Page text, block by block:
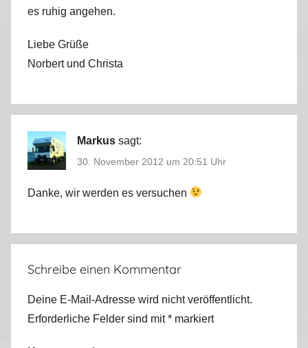
es ruhig angehen.
Liebe Grüße
Norbert und Christa
Markus sagt:
30. November 2012 um 20:51 Uhr
Danke, wir werden es versuchen
Schreibe einen Kommentar
Deine E-Mail-Adresse wird nicht veröffentlicht.
Erforderliche Felder sind mit* markiert